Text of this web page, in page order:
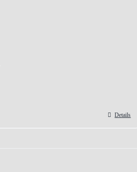
Details